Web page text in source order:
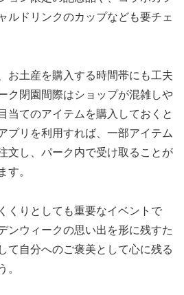
ルドリンクのカップなども要チェ
お土産を購入する時間帯にも工夫
ク閉園間際はショップが混雑しや
当てのアイテムを購入しておくと
プリを利用すれば、一部アイテム
文し、パーク内で受け取ることが
す。
くりとしても重要なイベントで
ンウィークの思い出を形に残すた
て自分へのご褒美として心に残る
。